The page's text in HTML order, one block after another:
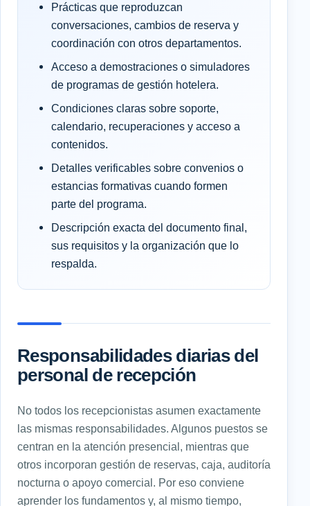
Prácticas que reproduzcan
conversaciones, cambios de reserva y
coordinación con otros departamentos.
Acceso a demostraciones o simuladores
de programas de gestión hotelera.
Condiciones claras sobre soporte,
calendario, recuperaciones y acceso a
contenidos.
Detalles verificables sobre convenios o
estancias formativas cuando formen
parte del programa.
Descripción exacta del documento final,
sus requisitos y la organización que lo
respalda.
Responsabilidades diarias del
personal de recepción
No todos los recepcionistas asumen exactamente
las mismas responsabilidades. Algunos puestos se
centran en la atención presencial, mientras que
otros incorporan gestión de reservas, caja, auditoría
nocturna o apoyo comercial. Por eso conviene
aprender los fundamentos y, al mismo tiempo,